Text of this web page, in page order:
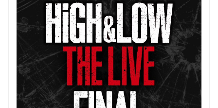
pic.twitter.com/MUtNOwBcjG
2016
年10月1日
#GENERATIONS #HiGH
HIGHER GROUND